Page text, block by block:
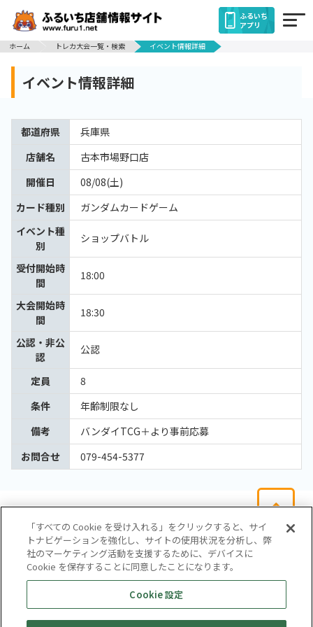
ふるいち
アプリ
ホーム
トレカ大会一覧・検索 イベント情報詳細
イベント情報詳細
都道府県
兵庫県
店舗名
古本市場野口店
開催日
08/08(土)
カード種別
ガンダムカードゲーム
イベント種
別
ショップバトル
受付開始時
間
18:00
大会開始時
間
18:30
公認・非公
認
公認
定員
8
条件
年齢制限なし
備考
バンダイTCG＋より事前応募
お問合せ
079-454-5377
会社概要
サイトマップ
お問い合わせ
個人情報保護方針
株式会社テイツー
「すべての Cookie を受け入れる」をクリックすると、サイ
トナビゲーションを強化し、サイトの使用状況を分析し、弊
社のマーケティング活動を支援するために、デバイスに
Cookie を保存することに同意したことになります。
Cookie 設定